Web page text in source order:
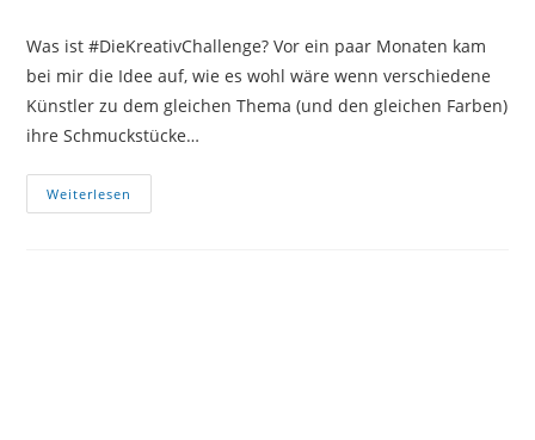
Was ist #DieKreativChallenge? Vor ein paar Monaten kam
bei mir die Idee auf, wie es wohl wäre wenn verschiedene
Künstler zu dem gleichen Thema (und den gleichen Farben)
ihre Schmuckstücke…
Weiterlesen
Im